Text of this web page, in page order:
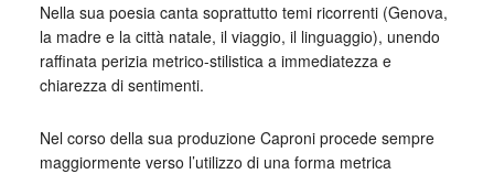
Nella sua poesia canta soprattutto temi ricorrenti (Genova,
la madre e la città natale, il viaggio, il linguaggio), unendo
raffinata perizia metrico-stilistica a immediatezza e
chiarezza di sentimenti.
Nel corso della sua produzione Caproni procede sempre
maggiormente verso l’utilizzo di una forma metrica